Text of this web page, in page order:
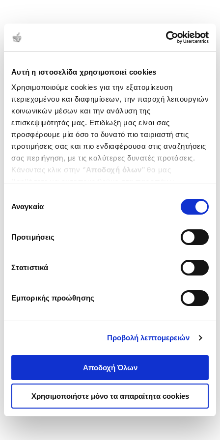
Αυτή η ιστοσελίδα χρησιμοποιεί cookies
Χρησιμοποιούμε cookies για την εξατομίκευση
περιεχομένου και διαφημίσεων, την παροχή λειτουργιών
κοινωνικών μέσων και την ανάλυση της
επισκεψιμότητάς μας. Επιδίωξη μας είναι σας
προσφέρουμε μία όσο το δυνατό πιο ταιριαστή στις
προτιμήσεις σας και πιο ενδιαφέρουσα στις αναζητήσεις
σας περιήγηση, με τις καλύτερες δυνατές προτάσεις.
Κάνοντας κλικ στην ‘’Αποδοχή όλων’’ θα μας
ενδιαφέρουν και να επιλέξετε από τα παρακάτω με την
΄΄και να ενημερωθείτε σχετικά με
συγκατάθεσης
Αναγκαία
Προτιμήσεις
Στατιστικά
Εμπορικής προώθησης
Προβολή λεπτομερειών
Αποδοχή Όλων
Χρησιμοποιήστε μόνο τα απαραίτητα cookies